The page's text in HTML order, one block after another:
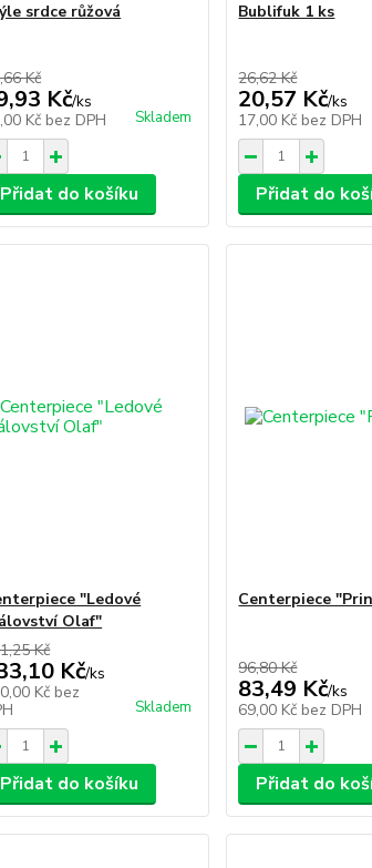
srdce růžová
Kč
Kč/ks
Kč bez DPH Skladem
Přidat do košíku
Bublifuk 1 ks
26,62 Kč
20,57 Kč/ks
17,00 Kč bez DPH
Přidat do
"Ledové
Olaf"
Kč
Kč/ks
Kč bez
Skladem
Přidat do košíku
Centerpiece
96,80 Kč
83,49 Kč/ks
69,00 Kč bez DPH
Přidat do